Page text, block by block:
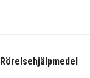
Rörelsehjälpmedel